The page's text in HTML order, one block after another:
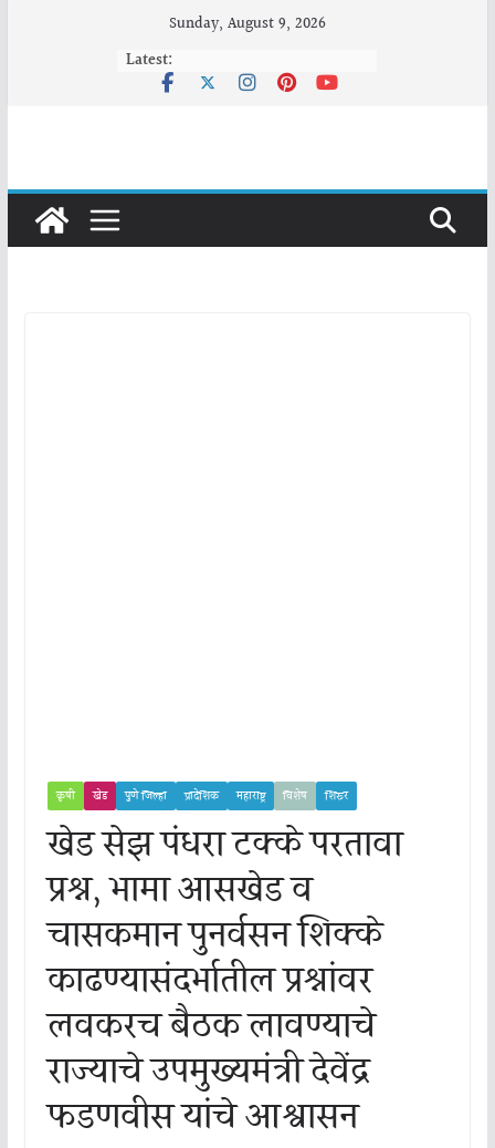
Sunday, August 9, 2026
Latest:
कृषी खेड पुणे जिल्हा प्रादेशिक महाराष्ट्र विशेष शिरूर
खेड सेझ पंधरा टक्के परतावा
प्रश्न, भामा आसखेड व
चासकमान पुनर्वसन शिक्के
काढण्यासंदर्भातील प्रश्नांवर
लवकरच बैठक लावण्याचे
राज्याचे उपमुख्यमंत्री देवेंद्र
फडणवीस यांचे आश्वासन